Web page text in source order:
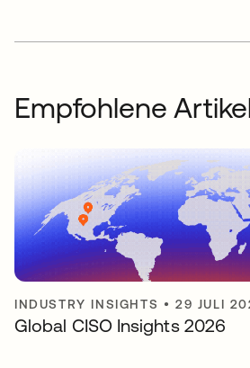
Empfohlene
INDUSTRY INSIGHTS •29 JULI
Global CISO Insights 2026